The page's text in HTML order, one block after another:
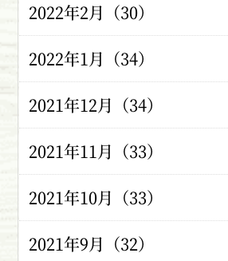
2022年2月（30）
2022年1月（34）
2021年12月（34）
2021年11月（33）
2021年10月（33）
2021年9月（32）